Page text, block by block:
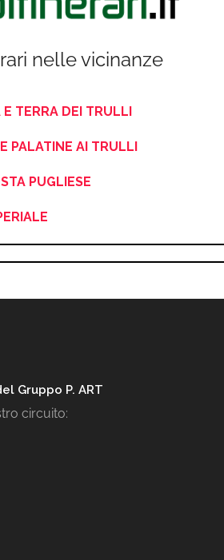
nelle vicinanze
TERRA DEI TRULLI
PALATINE AI TRULLI
PUGLIESE
Gruppo P. ART
circuito: